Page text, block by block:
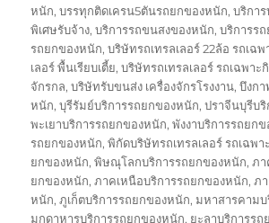
หนัก,บรรทุกติดเครน5ตันรถยกของหนัก,บริกา
พิเศษรับจ้าง,บริการรถขนสงของหนัก,บริการร
รถยกของหนัก,บริษัทรถเทรลเลอร์ 22ล้อ รถเฉพ
เลอร์ พื้นเรียบเตี้ย,บริษัทรถเทรลเลอร์ รถเฉพาะ
จักรกล,บริษัทรับขนส่ง เครื่องจักรโรงงาน,บึงก
หนัก,บุรีรัมย์บริการรถยกของหนัก,ปราจีนบุรีบ
พะเยาบริการรถยกของหนัก,พังงาบริการรถยก
รถยกของหนัก,พิกัดบริษัทรถเทรลเลอร์ รถเฉพา
ยกของหนัก,พิษณุโลกบริการรถยกของหนัก,ภา
ยกของหนัก,ภาคเหนือบริการรถยกของหนัก,ภ
หนัก,ภูเก็ตบริการรถยกของหนัก,มหาสารคาม
มุกดาหารบริการรถยกของหนัก, ยะลาบริการร